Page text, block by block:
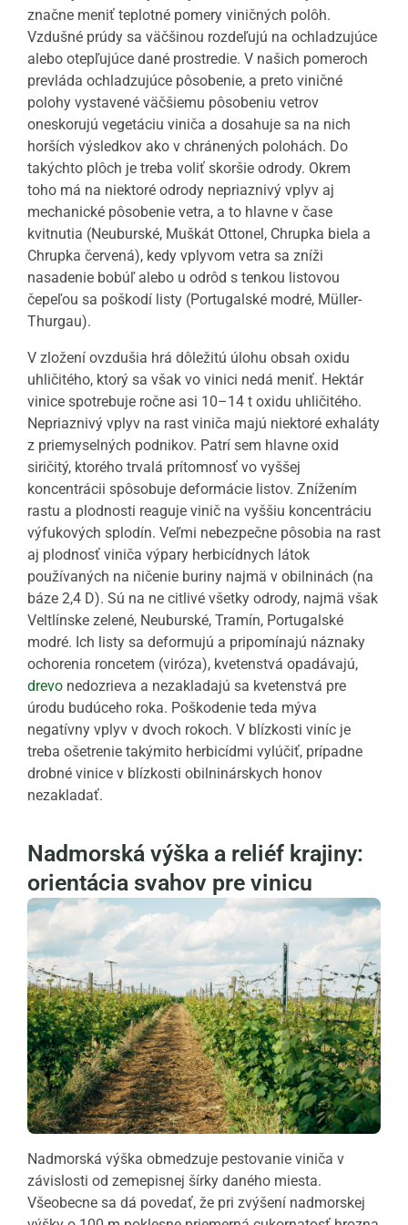
značne meniť teplotné pomery viničných polôh.
Vzdušné prúdy sa väčšinou rozdeľujú na ochladzujúce
alebo otepľujúce dané prostredie. V našich pomeroch
prevláda ochladzujúce pôsobenie, a preto viničné
polohy vystavené väčšiemu pôsobeniu vetrov
oneskorujú vegetáciu viniča a dosahuje sa na nich
horších výsledkov ako v chránených polohách. Do
takýchto plôch je treba voliť skoršie odrody. Okrem
toho má na niektoré odrody nepriaznivý vplyv aj
mechanické pôsobenie vetra, a to hlavne v čase
kvitnutia (Neuburské, Muškát Ottonel, Chrupka biela a
Chrupka červená), kedy vplyvom vetra sa zníži
nasadenie bobúľ alebo u odrôd s tenkou listovou
čepeľou sa poškodí listy (Portugalské modré, Müller-
Thurgau).
V zložení ovzdušia hrá dôležitú úlohu obsah oxidu
uhličitého, ktorý sa však vo vinici nedá meniť. Hektár
vinice spotrebuje ročne asi 10–14 t oxidu uhličitého.
Nepriaznivý vplyv na rast viniča majú niektoré exhaláty
z priemyselných podnikov. Patrí sem hlavne oxid
siričitý, ktorého trvalá prítomnosť vo vyššej
koncentrácii spôsobuje deformácie listov. Znížením
rastu a plodnosti reaguje vinič na vyššiu koncentráciu
výfukových splodín. Veľmi nebezpečne pôsobia na rast
aj plodnosť viniča výpary herbicídnych látok
používaných na ničenie buriny najmä v obilninách (na
báze 2,4 D). Sú na ne citlivé všetky odrody, najmä však
Veltlínske zelené, Neuburské, Tramín, Portugalské
modré. Ich listy sa deformujú a pripomínajú náznaky
ochorenia roncetem (viróza), kvetenstvá opadávajú,
drevo nedozrieva a nezakladajú sa kvetenstvá pre
úrodu budúceho roka. Poškodenie teda mýva
negatívny vplyv v dvoch rokoch. V blízkosti viníc je
treba ošetrenie takýmito herbicídmi vylúčiť, prípadne
drobné vinice v blízkosti obilninárskych honov
nezakladať.
Nadmorská výška a reliéf krajiny:
orientácia svahov pre vinicu
Nadmorská výška obmedzuje pestovanie viniča v
závislosti od zemepisnej šírky daného miesta.
Všeobecne sa dá povedať, že pri zvýšení nadmorskej